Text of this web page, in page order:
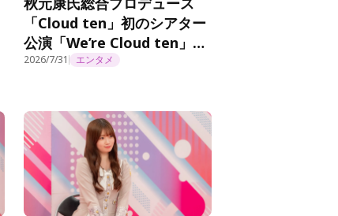
「Cloud ten」初のシアター
公演「We’re Cloud ten」を
Leminoプレミアムで独占見
2026/7/31 エンタメ